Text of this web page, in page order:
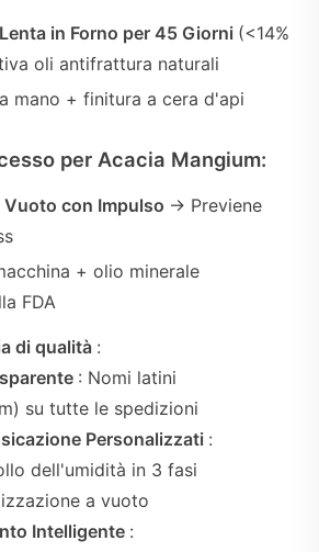
in Forno per 45 Giorni (<14%
oli antifrattura naturali
mano + finitura a cera d'api
per Acacia Mangium:
Vuoto con Impulso → Previene
+ olio minerale
FDA
di qualità :
: Nomi latini
su tutte le spedizioni
Personalizzati :
dell'umidità in 3 fasi
a vuoto
Intelligente :